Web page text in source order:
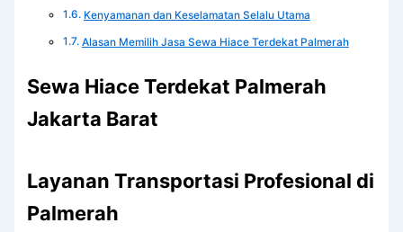
Kenyamanan dan Keselamatan Selalu Utama
Alasan Memilih Jasa Sewa Hiace Terdekat Palmerah
Sewa Hiace Terdekat Palmerah
Jakarta Barat
Layanan Transportasi Profesional di
Palmerah